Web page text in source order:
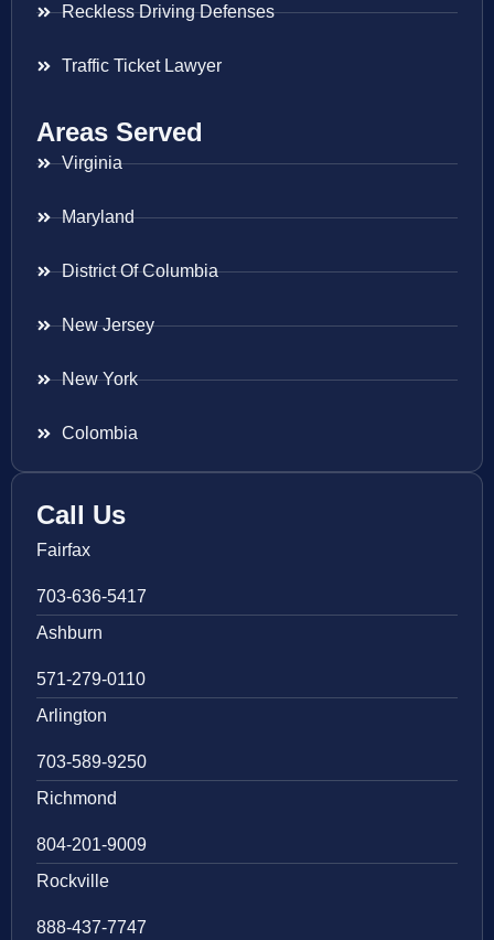
Reckless Driving Defenses
Traffic Ticket Lawyer
Areas Served
Virginia
Maryland
District Of Columbia
New Jersey
New York
Colombia
Call Us
Fairfax
703-636-5417
Ashburn
571-279-0110
Arlington
703-589-9250
Richmond
804-201-9009
Rockville
888-437-7747